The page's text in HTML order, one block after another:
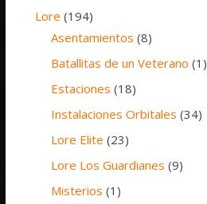
Lore (194)
Asentamientos (8)
Batallitas de un Veterano (1)
Estaciones (18)
Instalaciones Orbitales (34)
Lore Elite (23)
Lore Los Guardianes (9)
Misterios (1)